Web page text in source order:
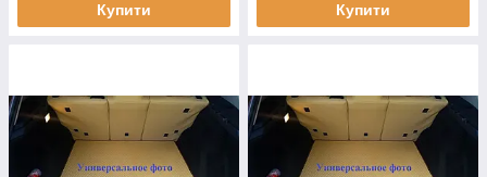
Купити Купити